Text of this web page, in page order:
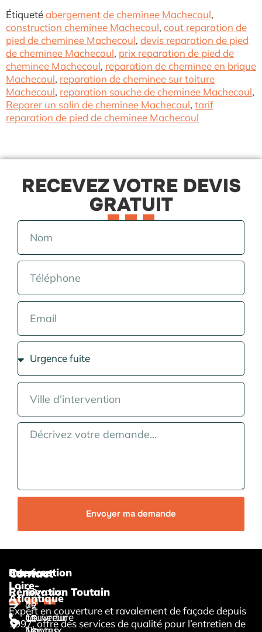
Étiquetéabergement de cheminee Machecoul,
construction cheminee Machecoul, cout reparation de
pied de cheminee Machecoul, devis reparation de pied
de cheminee Machecoul, prix reparation de pied de
cheminee Machecoul, reparation de cheminee en brique
Machecoul, reparation de cheminee sur toiture
Machecoul, reparation souche de cheminee Machecoul,
Reparer un solin de cheminee Machecoul, tarif
reparation de pied de cheminee Machecoul
RECEVEZ VOTRE DEVIS
GRATUIT
Envoyer ma demande
Rénovation Toutain
Expert en couverture et ravalement de façade depuis
1997, offre des services de qualité pour l’entretien de
Services
Travaux
de
couverture
Intervention
Loire-
Atlantique
Couvreur
Contact
06
72
15